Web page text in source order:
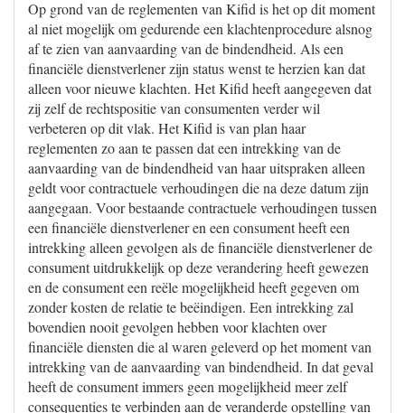
Op grond van de reglementen van Kifid is het op dit moment
al niet mogelijk om gedurende een klachtenprocedure alsnog
af te zien van aanvaarding van de bindendheid. Als een
financiële dienstverlener zijn status wenst te herzien kan dat
alleen voor nieuwe klachten. Het Kifid heeft aangegeven dat
zij zelf de rechtspositie van consumenten verder wil
verbeteren op dit vlak. Het Kifid is van plan haar
reglementen zo aan te passen dat een intrekking van de
aanvaarding van de bindendheid van haar uitspraken alleen
geldt voor contractuele verhoudingen die na deze datum zijn
aangegaan. Voor bestaande contractuele verhoudingen tussen
een financiële dienstverlener en een consument heeft een
intrekking alleen gevolgen als de financiële dienstverlener de
consument uitdrukkelijk op deze verandering heeft gewezen
en de consument een reële mogelijkheid heeft gegeven om
zonder kosten de relatie te beëindigen. Een intrekking zal
bovendien nooit gevolgen hebben voor klachten over
financiële diensten die al waren geleverd op het moment van
intrekking van de aanvaarding van bindendheid. In dat geval
heeft de consument immers geen mogelijkheid meer zelf
consequenties te verbinden aan de veranderde opstelling van